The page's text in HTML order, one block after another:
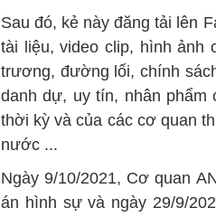
Sau đó, kẻ này đăng tải lên
tài liệu, video clip, hình ảnh
trương, đường lối, chính
danh dự, uy tín, nhân phẩm
thời kỳ và của các cơ quan
nước ...
Ngày 9/10/2021, Cơ quan
án hình sự và ngày 29/9/